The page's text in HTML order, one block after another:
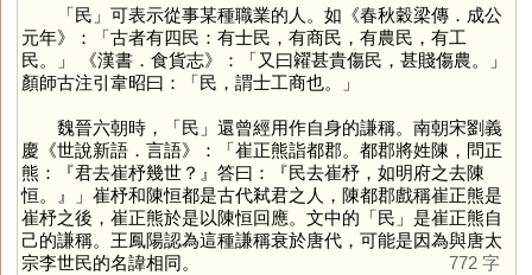
「民 」可表示從事某種職業的人。如《春秋穀梁傳．成公
元年》：「古者有四民：有士民，有商民，有農民，有工
民。」 《漢書．食貨志》：「又曰糴甚貴傷民，甚賤傷農。」
顏師古注引韋昭曰：「民，謂士工商也。」
魏晉六朝時，「民 」還曾經用作自身的謙稱。南朝宋劉義
慶《世說新語．言語》：「崔正熊詣都郡。都郡將姓陳，問正
熊：『君去崔杼幾世？』答曰：『民去崔杼，如明府之去陳
恒。』」崔杼和陳恒都是古代弒君之人，陳都郡戲稱崔正熊是
崔杼之後，崔正熊於是以陳恒回應。文中的「民 」是崔正熊自
己的謙稱。王鳳陽認為這種謙稱衰於唐代，可能是因為與唐太
宗李世民的名諱相同。
772 字